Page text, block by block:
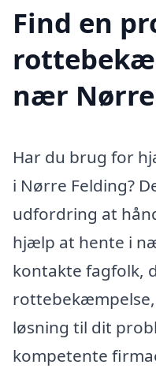
Find en
nær
Har du brug for
i Nørre Felding?
udfordring at
hjælp at hente i
kontakte fagfolk,
løsning til dit
kompetente